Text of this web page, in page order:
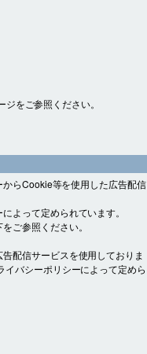
をご参照ください。
らCookie等を使用した広告配信
よって定められています。
ご参照ください。
配信サービスを使用しておりま
バシーポリシーによって定めら